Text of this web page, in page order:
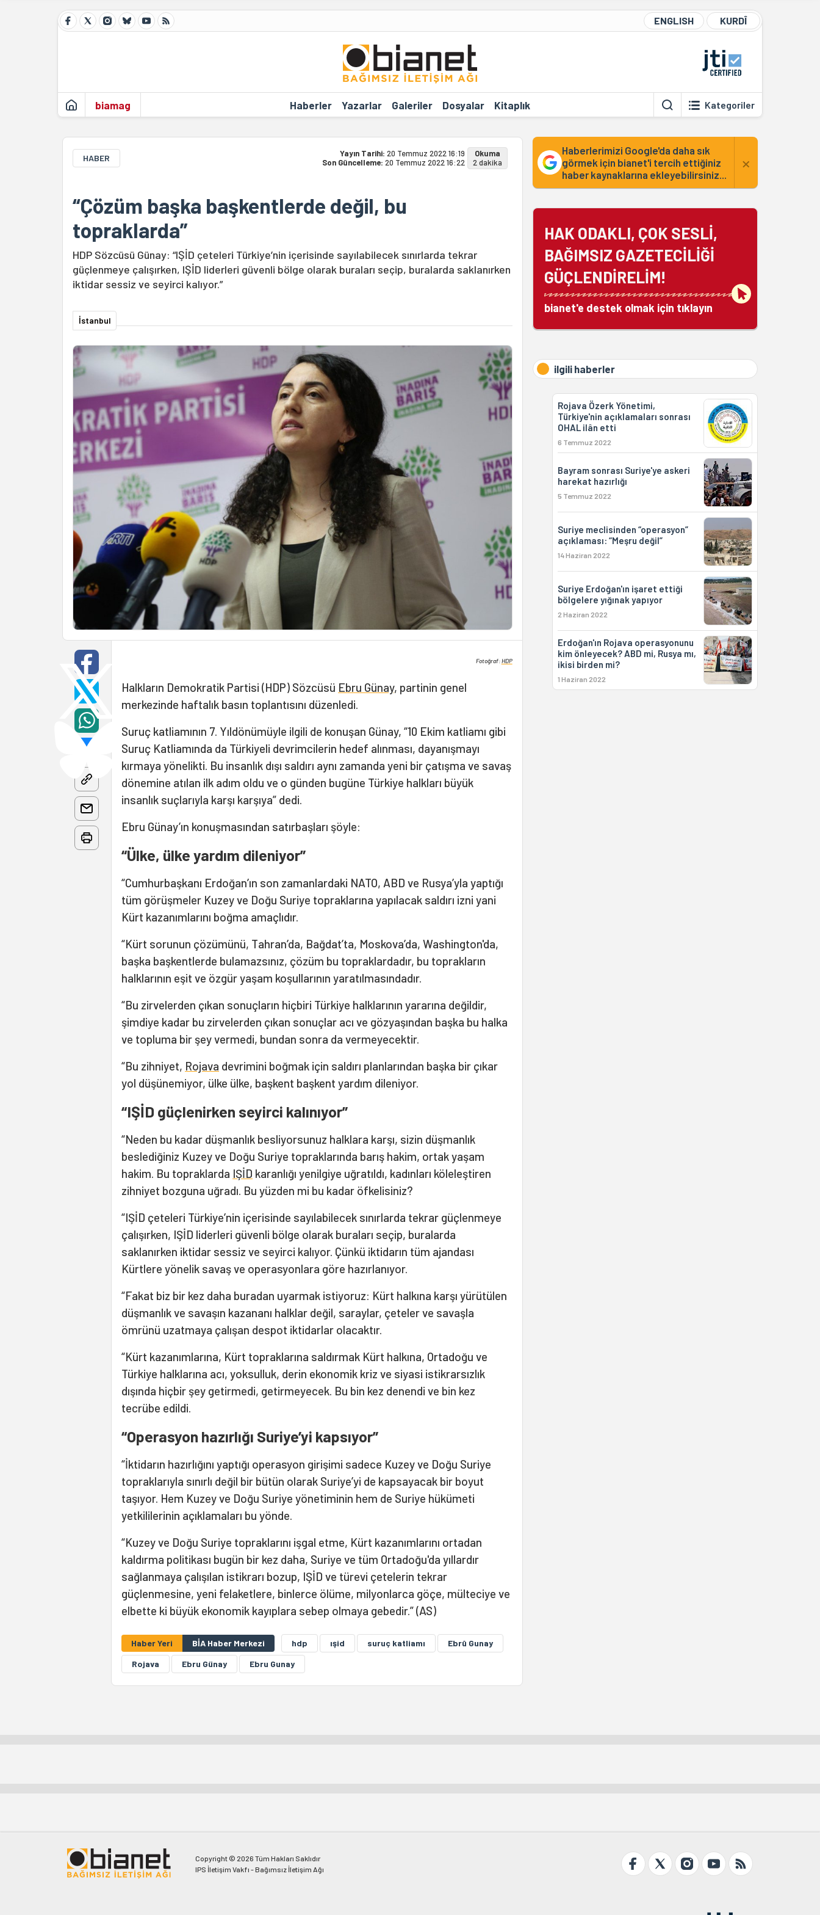
ENGLISH KURDÎ
biamag Haberler Yazarlar Galeriler Dosyalar Kitaplık Kategoriler
HABER Yayın Tarihi: 20 Temmuz 2022 16:19
Son Güncelleme: 20 Temmuz 2022 16:22
Okuma
2 dakika
“Çözüm başka başkentlerde değil, bu
topraklarda”
HDP Sözcüsü Günay: “IŞİD çeteleri Türkiye’nin içerisinde sayılabilecek sınırlarda tekrar
güçlenmeye çalışırken, IŞİD liderleri güvenli bölge olarak buraları seçip, buralarda saklanırken
iktidar sessiz ve seyirci kalıyor.”
İstanbul
Fotoğraf:HDP
Halkların Demokratik Partisi (HDP) Sözcüsü Ebru Günay, partinin genel
merkezinde haftalık basın toplantısını düzenledi.
Suruç katliamının 7. Yıldönümüyle ilgili de konuşan Günay, “10 Ekim katliamı gibi
Suruç Katliamında da Türkiyeli devrimcilerin hedef alınması, dayanışmayı
kırmaya yönelikti. Bu insanlık dışı saldırı aynı zamanda yeni bir çatışma ve savaş
dönemine atılan ilk adım oldu ve o günden bugüne Türkiye halkları büyük
insanlık suçlarıyla karşı karşıya” dedi.
Ebru Günay’ın konuşmasından satırbaşları şöyle:
“Ülke, ülke yardım dileniyor”
“Cumhurbaşkanı Erdoğan’ın son zamanlardaki NATO, ABD ve Rusya’yla yaptığı
tüm görüşmeler Kuzey ve Doğu Suriye topraklarına yapılacak saldırı izni yani
Kürt kazanımlarını boğma amaçlıdır.
“Kürt sorunun çözümünü, Tahran’da, Bağdat’ta, Moskova’da, Washington'da,
başka başkentlerde bulamazsınız, çözüm bu topraklardadır, bu toprakların
halklarının eşit ve özgür yaşam koşullarının yaratılmasındadır.
“Bu zirvelerden çıkan sonuçların hiçbiri Türkiye halklarının yararına değildir,
şimdiye kadar bu zirvelerden çıkan sonuçlar acı ve gözyaşından başka bu halka
ve topluma bir şey vermedi, bundan sonra da vermeyecektir.
“Bu zihniyet, Rojava devrimini boğmak için saldırı planlarından başka bir çıkar
yol düşünemiyor, ülke ülke, başkent başkent yardım dileniyor.
“IŞİD güçlenirken seyirci kalınıyor”
“Neden bu kadar düşmanlık besliyorsunuz halklara karşı, sizin düşmanlık
beslediğiniz Kuzey ve Doğu Suriye topraklarında barış hakim, ortak yaşam
hakim. Bu topraklarda IŞİD karanlığı yenilgiye uğratıldı, kadınları köleleştiren
zihniyet bozguna uğradı. Bu yüzden mi bu kadar öfkelisiniz?
“IŞİD çeteleri Türkiye’nin içerisinde sayılabilecek sınırlarda tekrar güçlenmeye
çalışırken, IŞİD liderleri güvenli bölge olarak buraları seçip, buralarda
saklanırken iktidar sessiz ve seyirci kalıyor. Çünkü iktidarın tüm ajandası
Kürtlere yönelik savaş ve operasyonlara göre hazırlanıyor.
“Fakat biz bir kez daha buradan uyarmak istiyoruz: Kürt halkına karşı yürütülen
düşmanlık ve savaşın kazananı halklar değil, saraylar, çeteler ve savaşla
ömrünü uzatmaya çalışan despot iktidarlar olacaktır.
“Kürt kazanımlarına, Kürt topraklarına saldırmak Kürt halkına, Ortadoğu ve
Türkiye halklarına acı, yoksulluk, derin ekonomik kriz ve siyasi istikrarsızlık
dışında hiçbir şey getirmedi, getirmeyecek. Bu bin kez denendi ve bin kez
tecrübe edildi.
“Operasyon hazırlığı Suriye’yi kapsıyor”
“İktidarın hazırlığını yaptığı operasyon girişimi sadece Kuzey ve Doğu Suriye
topraklarıyla sınırlı değil bir bütün olarak Suriye’yi de kapsayacak bir boyut
taşıyor. Hem Kuzey ve Doğu Suriye yönetiminin hem de Suriye hükümeti
yetkililerinin açıklamaları bu yönde.
“Kuzey ve Doğu Suriye topraklarını işgal etme, Kürt kazanımlarını ortadan
kaldırma politikası bugün bir kez daha, Suriye ve tüm Ortadoğu'da yıllardır
sağlanmaya çalışılan istikrarı bozup, IŞİD ve türevi çetelerin tekrar
güçlenmesine, yeni felaketlere, binlerce ölüme, milyonlarca göçe, mülteciye ve
elbette ki büyük ekonomik kayıplara sebep olmaya gebedir.” (AS)
Haber Yeri BİA Haber Merkezi hdp ışid suruç katliamı
Ebrû Gunay
Rojava
Ebru Günay Ebru Gunay
Haberlerimizi Google'da daha sık
görmek için bianet'i tercih ettiğiniz
haber kaynaklarına ekleyebilirsiniz...
×
HAK ODAKLI, ÇOK SESLİ,
BAĞIMSIZ GAZETECİLİĞİ
GÜÇLENDİRELİM!
bianet'e destek olmak için tıklayın
ilgili haberler
Rojava Özerk Yönetimi,
Türkiye'nin açıklamaları sonrası
OHAL ilân etti
6 Temmuz 2022
Bayram sonrası Suriye'ye askeri
harekat hazırlığı
5 Temmuz 2022
Suriye meclisinden “operasyon”
açıklaması: “Meşru değil”
14 Haziran 2022
Suriye Erdoğan'ın işaret ettiği
bölgelere yığınak yapıyor
2 Haziran 2022
Erdoğan'ın Rojava operasyonunu
kim önleyecek? ABD mi, Rusya mı,
ikisi birden mi?
1 Haziran 2022
Copyright © 2026 Tüm Hakları Saklıdır
IPS İletişim Vakfı - Bağımsız İletişim Ağı